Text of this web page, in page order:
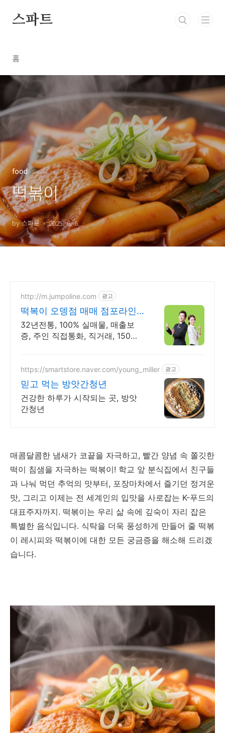
스파트
홈
food
떡볶이
by 스파트 2025. 6. 6.
http://m.jumpoline.com 광고
떡복이 오뎅점 매매 점포라인
빠른 직거래 & 안전중개거래
32년전통, 100% 실매물, 매출보
증, 주인 직접통화, 직거래, 150명
https://smartstore.naver.com/young_miller 광고
믿고 먹는 방앗간청년
건강한 하루가 시작되는 곳, 방앗
간청년
매콤달콤한 냄새가 코끝을 자극하고, 빨간 양념 속 쫄깃한
떡이 침샘을 자극하는 떡볶이! 학교 앞 분식집에서 친구들
과 나눠 먹던 추억의 맛부터, 포장마차에서 즐기던 정겨운
맛, 그리고 이제는 전 세계인의 입맛을 사로잡는 K-푸드의
대표주자까지. 떡볶이는 우리 삶 속에 깊숙이 자리 잡은
특별한 음식입니다. 식탁을 더욱 풍성하게 만들어 줄 떡볶
이 레시피와 떡볶이에 대한 모든 궁금증을 해소해 드리겠
습니다.